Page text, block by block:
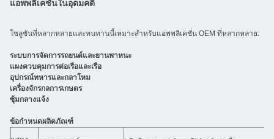
แอพพลิเคชั่นในอุดมคติ
โซลูชันที่หลากหลายและทนทานนี้เหมาะสำหรับแอพพลิเคชั่น OEM ที่หลากหลาย:
ระบบการจัดการรถยนต์และยานพาหนะ
แผงควบคุมการต่อเรือและเรือ
อุปกรณ์ทหารและกลาโหม
เครื่องจักรกลการเกษตร
ซุ้มกลางแจ้ง
ข้อกำหนดผลิตภัณฑ์